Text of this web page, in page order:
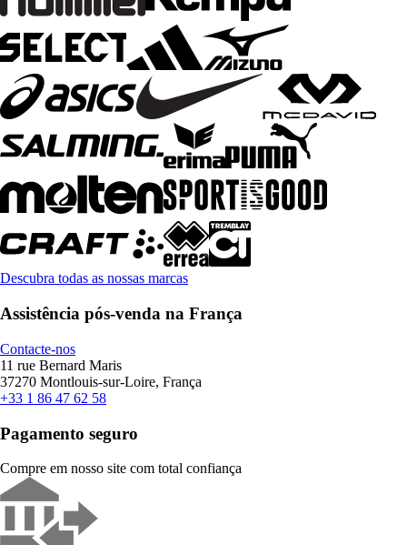
Descubra todas as nossas marcas
Assistência pós-venda na França
Contacte-nos
11 rue Bernard Maris
37270 Montlouis-sur-Loire, França
+33 1 86 47 62 58
Pagamento seguro
Compre em nosso site com total confiança